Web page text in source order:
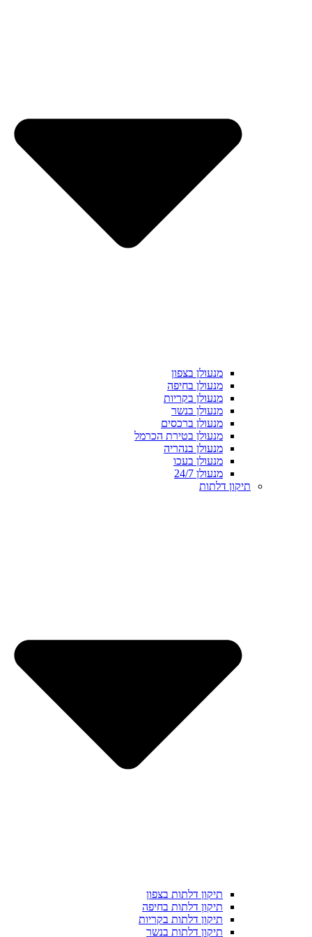
מנעולן בצפון
מנעולן בחיפה
מנעולן בקריות
מנעולן בנשר
מנעולן ברכסים
מנעולן בטירת הכרמל
מנעולן בנהריה
מנעולן בעכו
מנעולן 24/7
תיקון דלתות
תיקון דלתות בצפון
תיקון דלתות בחיפה
תיקון דלתות בקריות
תיקון דלתות בנשר